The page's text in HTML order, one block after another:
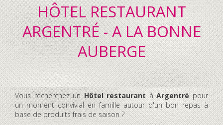
HÔTEL RESTAURANT
ARGENTRÉ - A LA BONNE
AUBERGE
Vous recherchez unHôtel restaurantàArgentrépour
un moment convivial en famille autour d'un bon repas à
base de produits frais de saison ?